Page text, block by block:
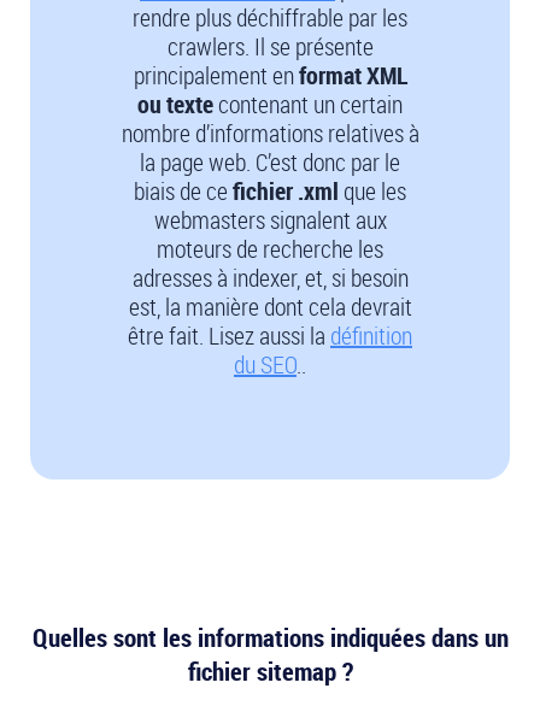
rendre plus déchiffrable par les
crawlers. Il se présente
principalement enformat XML
ou textecontenant un certain
nombre d’informations relatives à
la page web. C’est donc par le
biais de cefichier .xml que les
webmasters signalent aux
moteurs de recherche les
adresses à indexer, et, si besoin
est, la manière dont cela devrait
être fait. Lisez aussi la définition
du SEO..
Quelles sont les informations indiquées dans un
fichier sitemap ?